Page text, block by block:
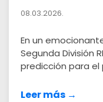
08.03.2026.
En un
Segunda División
predicción para el
Leer más →